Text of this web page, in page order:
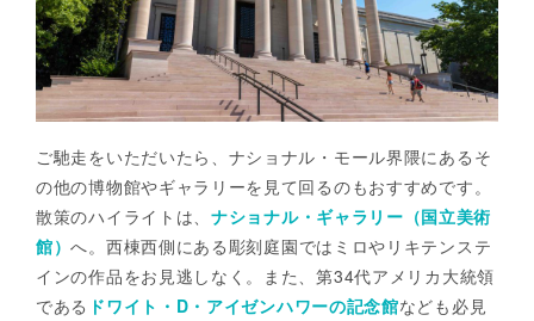
ご馳走をいただいたら、ナショナル・モール界隈にあるそ
の他の博物館やギャラリーを見て回るのもおすすめです。
散策のハイライトは、 ナショナル・ギャラリー（国立美術
館）へ。西棟西側にある彫刻庭園ではミロやリキテンステ
インの作品をお見逃しなく。また、第34代アメリカ大統領
である ドワイト・D・アイゼンハワーの記念館なども必見